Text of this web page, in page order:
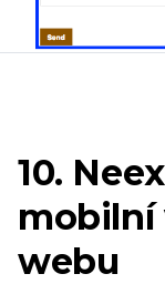
10.
mobilní
webu